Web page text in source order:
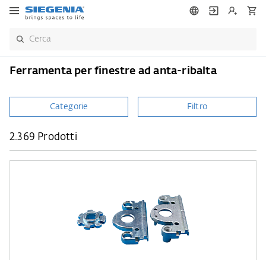
Ferramenta per finestre ad anta-ribalta
Categorie Filtro
2.369 Prodotti